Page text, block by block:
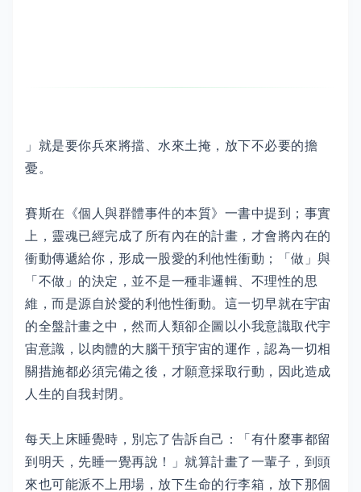
」就是要你兵來將擋、水來土掩，放下不必要的擔
憂。
賽斯在《個人與群體事件的本質》一書中提到；事實
上，靈魂已經完成了所有內在的計畫，才會將內在的
衝動傳遞給你，形成一股愛的利他性衝動；「做」與
「不做」的決定，並不是一種非邏輯、不理性的思
維，而是源自於愛的利他性衝動。這一切早就在宇宙
的全盤計畫之中，然而人類卻企圖以小我意識取代宇
宙意識，以肉體的大腦干預宇宙的運作，認為一切相
關措施都必須完備之後，才願意採取行動，因此造成
人生的自我封閉。
每天上床睡覺時，別忘了告訴自己：「有什麼事都留
到明天，先睡一覺再說！」就算計畫了一輩子，到頭
來也可能派不上用場，放下生命的行李箱，放下那個